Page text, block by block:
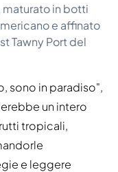
maturato in botti
e affinato
Tawny Port del
sono in paradiso",
un intero
tropicali,
e leggere